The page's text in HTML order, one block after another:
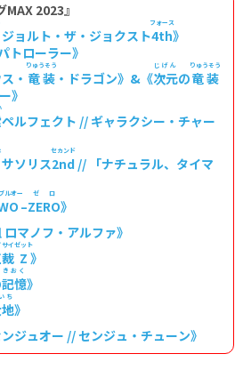
2023』
ジョルト・ザ・ジョクスト4th
フォース
》
トローラー》
・ 竜装
りゅうそう
・ドラゴン》&《次元
じげん
の竜装
りゅうそう
》
ペルフェクト // ギャラクシー・チャー
サソリス2nd
セカンド
// 「ナチュラル、タイマ
ルオー
–ZERO
ゼロ
》
ロマノフ・アルファ》
サイ
Z
ゼット
》
記憶
きおく
》
ち
》
ジュオー // センジュ・チューン》